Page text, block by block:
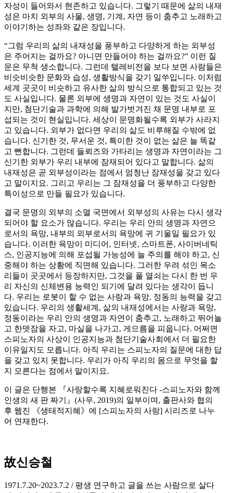
자성이 들어와서 현존하고 있습니다. 그렇기 때문에 삶의 내재
성은 마치 외부의 사물, 생명, 기계, 자연 등이 춤추고 노래하고
이야기하는 성좌와 같은 장입니다.
“그럼 우리의 삶의 내재성을 풍부하고 다양하게 하는 외부성
은 주어지는 걸까요? 아니면 만들어야 하는 걸까요?” 이런 질
문은 무척 생소합니다. 그런데 텔레비전을 보다 보면 사람들은
비슷비슷한 문화와 습성, 생활방식을 갖기 일쑤입니다. 이처럼
세계 곳곳이 비슷하고 유사한 삶의 방식으로 통합되고 있는 것
도 사실입니다. 물론 외부에 생명과 자연이 있는 것도 사실이
지만, 첨단기술과 과학에 의해 발가벗겨진 채 문명 내부로 포
섭되는 것이 현실입니다. 세상이 문명화될수록 외부가 사라지
고 있습니다. 외부가 없다면 우리의 삶도 비루해질 수밖에 없
습니다. 신기한 것, 무서운 것, 특이한 것이 없는 삶은 늘 똑같
고 뻔합니다. 그런데 들뢰즈와 가타리는 생명과 자연이라는 그
신기한 외부가 우리 내부에 잠재되어 있다고 말합니다. 삶의
내재성은 곧 외부성이라는 점에서 엄청난 잠재성을 갖고 있다
고 말이지요. 그리고 우리는 그 잠재성을 더 풍부하고 다양한
특이성으로 만들 필요가 있습니다.
결국 문명의 외부의 소멸 국면에서 외부성의 사유는 다시 생각
되어야 할 요소가 많습니다. 우리는 우리 안의 생명과 자연으
로서의 욕망, 내부의 외부로서의 욕망에 귀 기울일 필요가 있
습니다. 이러한 욕망이 미디어, 인터넷, 스마트폰, 사이버네틱
스, 인공지능에 의해 포섭될 가능성에 늘 주의를 해야 하고, 신
중해야 하는 상황에 직면해 있습니다. 그러한 우려 섞인 목소
리들이 곳곳에서 등장하지만, 그것을 풀 열쇠는 다시 한 번 우
리 자신의 신체변용 능력인 되기에 달려 있다는 생각이 듭니
다. 우리는 로봇이 할 수 없는 사랑과 욕망, 정동의 능력을 갖고
있습니다. 우리의 생활세계, 삶의 내재성에서는 사랑과 욕망,
정동이라는 우리 안의 생명과 자연이 춤추고, 노래하고 뛰어놀
고 한뎃잠을 자고, 마실을 나가고, 게으름을 피웁니다. 어쩌면
스피노자의 사상이 인공지능과 첨단기술사회에서 더 필요한
이유일지도 모릅니다. 아직 우리는 스피노자의 질문에 대한 답
을 갖고 있지 못합니다. 우리가 아직 우리의 몸으로 무엇을 할
지 모른다는 점에서 말이지요.
이 글은 단행본 『사랑할수록 지혜로워진다 -스피노자와 함께
인생의 새 판 짜기』(사우, 2019)의 일부이며, 출판사와 협의
후 웹진 《생태적지혜》에 [스피노자의 사랑] 시리즈로 나누
어 연재한다.
故신승철
1971.7.20~2023.7.2 / 평생 연구하고 글을 쓰는 사람으로 살다